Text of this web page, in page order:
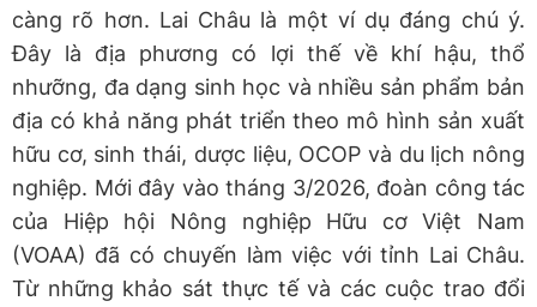
càng rõ hơn. Lai Châu là một ví dụ đáng chú ý.
Đây là địa phương có lợi thế về khí hậu, thổ
nhưỡng, đa dạng sinh học và nhiều sản phẩm bản
địa có khả năng phát triển theo mô hình sản xuất
hữu cơ, sinh thái, dược liệu, OCOP và du lịch nông
nghiệp. Mới đây vào tháng 3/2026, đoàn công tác
của Hiệp hội Nông nghiệp Hữu cơ Việt Nam
(VOAA) đã có chuyến làm việc với tỉnh Lai Châu.
Từ những khảo sát thực tế và các cuộc trao đổi